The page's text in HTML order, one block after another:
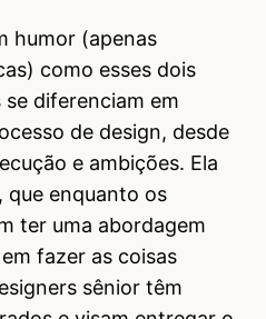
humor (apenas
como esses dois
diferenciam em
de design, desde
e ambições. Ela
que enquanto os
ter uma abordagem
fazer as coisas
sênior têm